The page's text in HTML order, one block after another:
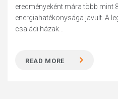
eredményeként mára több mint
energiahatékonysága javult. A
családi házak...
READ MORE